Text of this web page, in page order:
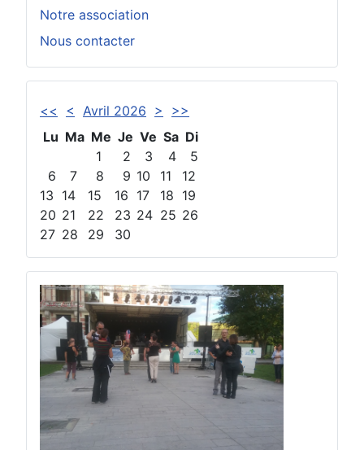
Notre association
Nous contacter
<< < Avril 2026 >
>>
Lu Ma Me Je Ve Sa Di
1
2 3 4
5
6
7 8 9 10 11
12
13 14 15 16 17 18 19
20 21 22 23 24 25 26
27 28 29 30